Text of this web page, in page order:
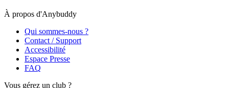
À propos d'Anybuddy
Qui sommes-nous ?
Contact / Support
Accessibilité
Espace Presse
FAQ
Vous gérez un club ?